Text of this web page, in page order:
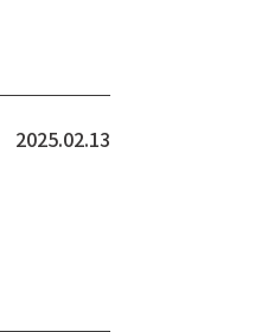
2025.02.13